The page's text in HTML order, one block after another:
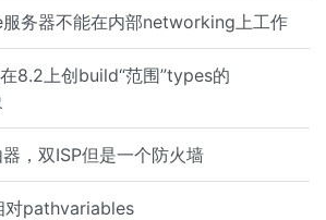
务器不能在内部networking上工作
8.2上创build“范围”types的
，双ISP但是一个防火墙
对pathvariables